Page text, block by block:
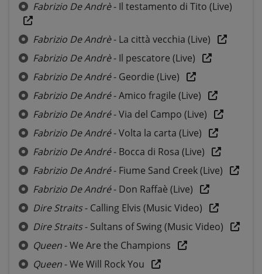
Fabrizio De Andrè- Il testamento di Tito (Live)
Fabrizio De Andrè- La città vecchia (Live)
Fabrizio De Andrè- Il pescatore (Live)
Fabrizio De André- Geordie (Live)
Fabrizio De André- Amico fragile (Live)
Fabrizio De André- Via del Campo (Live)
Fabrizio De André- Volta la carta (Live)
Fabrizio De André- Bocca di Rosa (Live)
Fabrizio De André- Fiume Sand Creek (Live)
Fabrizio De André- Don Raffaè (Live)
Dire Straits- Calling Elvis (Music Video)
Dire Straits- Sultans of Swing (Music Video)
Queen- We Are the Champions
Queen- We Will Rock You